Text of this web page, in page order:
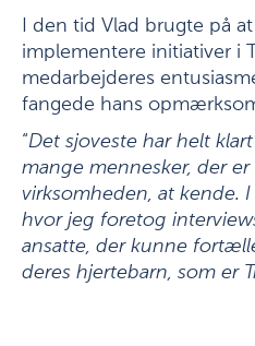
I den tid Vlad brugte på
implementere initiativer i
medarbejderes
fangede hans
“Det sjoveste har helt
mange mennesker, der
virksomheden, at kende.
hvor jeg foretog
ansatte, der kunne
deres hjertebarn, som er